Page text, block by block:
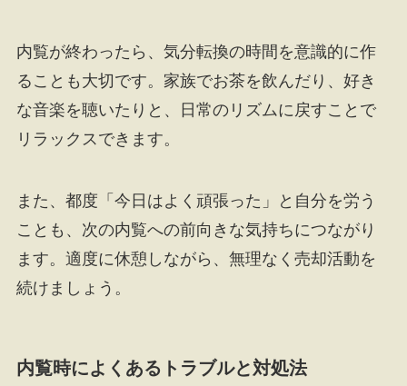
内覧が終わったら、気分転換の時間を意識的に作
ることも大切です。家族でお茶を飲んだり、好き
な音楽を聴いたりと、日常のリズムに戻すことで
リラックスできます。
また、都度「今日はよく頑張った」と自分を労う
ことも、次の内覧への前向きな気持ちにつながり
ます。適度に休憩しながら、無理なく売却活動を
続けましょう。
内覧時によくあるトラブルと対処法